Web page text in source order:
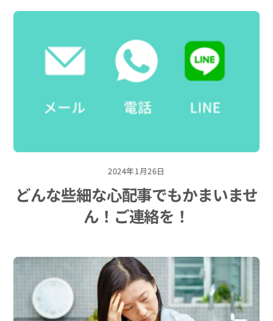
2024年1月26日
どんな些細な心配事でもかまいませ
ん！ご連絡を！